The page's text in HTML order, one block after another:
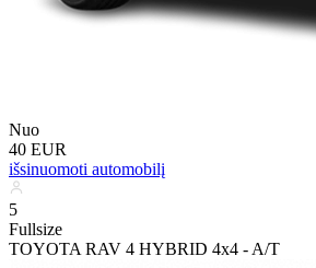
Nuo
40 EUR
išsinuomoti automobilį
5
Fullsize
TOYOTA RAV 4 HYBRID 4x4 - A/T